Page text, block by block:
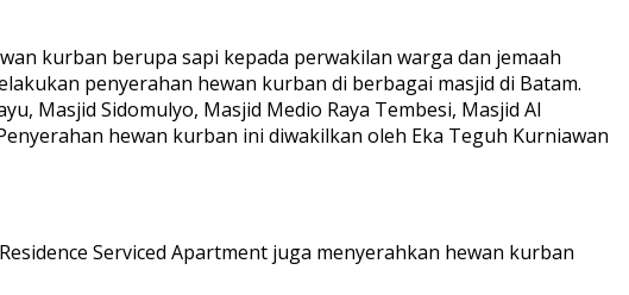
kurban berupa sapi kepada perwakilan warga dan jemaah
penyerahan hewan kurban di berbagai masjid di Batam.
Masjid Sidomulyo, Masjid Medio Raya Tembesi, Masjid Al
hewan kurban ini diwakilkan oleh Eka Teguh Kurniawan
Serviced Apartment juga menyerahkan hewan kurban